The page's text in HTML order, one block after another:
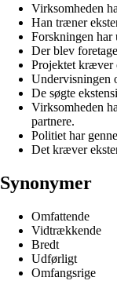
Virksomheden
Han træner
Forskningen har
Der blev
Projektet kræver
Undervisningen
De søgte
Virksomheden
partnere.
Politiet har
Det kræver
Synonymer
Omfattende
Vidtrækkende
Bredt
Udførligt
Omfangsrige